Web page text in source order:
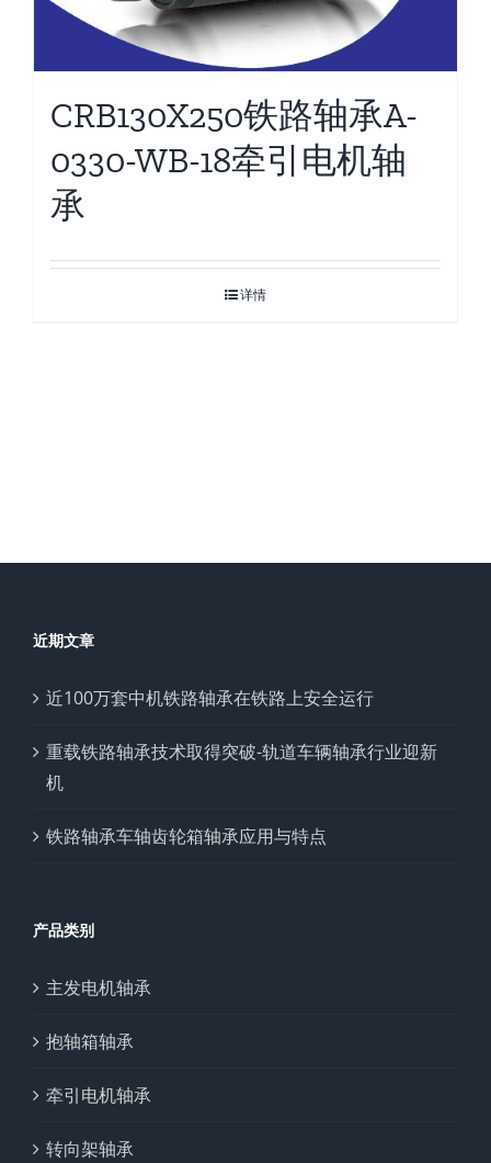
CRB130X250铁路轴承A-
0330-WB-18牵引电机轴
承
详情
近期文章
近100万套中机铁路轴承在铁路上安全运行
重载铁路轴承技术取得突破-轨道车辆轴承行业迎新
机
铁路轴承车轴齿轮箱轴承应用与特点
产品类别
主发电机轴承
抱轴箱轴承
牵引电机轴承
转向架轴承